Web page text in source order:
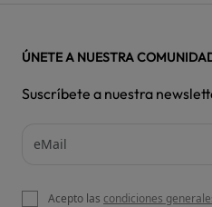
ÚNETE A NUESTRA
Suscríbete a nuestra
Acepto las condiciones